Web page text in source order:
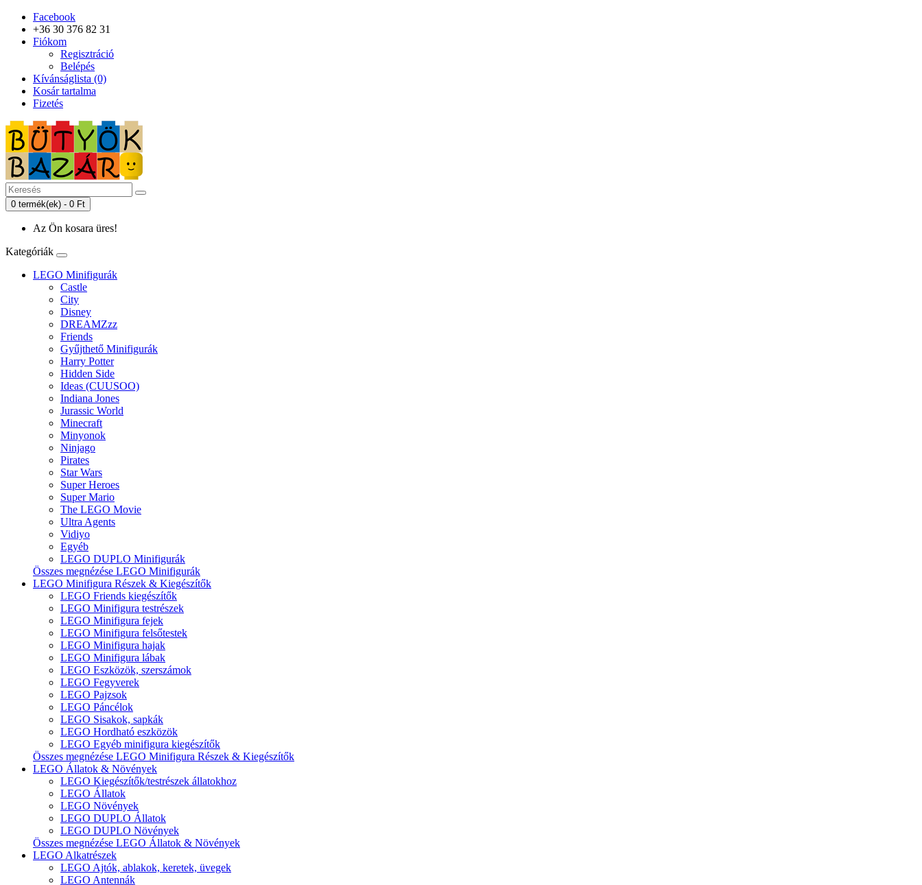
Facebook
+36 30 376 82 31
Fiókom
Regisztráció
Belépés
Kívánságlista (0)
Kosár tartalma
Fizetés
0 termék(ek) - 0 Ft
Az Ön kosara üres!
Kategóriák
LEGO Minifigurák
Castle
City
Disney
DREAMZzz
Friends
Gyűjthető Minifigurák
Harry Potter
Hidden Side
Ideas (CUUSOO)
Indiana Jones
Jurassic World
Minecraft
Minyonok
Ninjago
Pirates
Star Wars
Super Heroes
Super Mario
The LEGO Movie
Ultra Agents
Vidiyo
Egyéb
LEGO DUPLO Minifigurák
Összes megnézése LEGO Minifigurák
LEGO Minifigura Részek & Kiegészítők
LEGO Friends kiegészítők
LEGO Minifigura testrészek
LEGO Minifigura fejek
LEGO Minifigura felsőtestek
LEGO Minifigura hajak
LEGO Minifigura lábak
LEGO Eszközök, szerszámok
LEGO Fegyverek
LEGO Pajzsok
LEGO Páncélok
LEGO Sisakok, sapkák
LEGO Hordható eszközök
LEGO Egyéb minifigura kiegészítők
Összes megnézése LEGO Minifigura Részek & Kiegészítők
LEGO Állatok & Növények
LEGO Kiegészítők/testrészek állatokhoz
LEGO Állatok
LEGO Növények
LEGO DUPLO Állatok
LEGO DUPLO Növények
Összes megnézése LEGO Állatok & Növények
LEGO Alkatrészek
LEGO Ajtók, ablakok, keretek, üvegek
LEGO Antennák